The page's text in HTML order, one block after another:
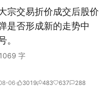
宗交易折价成交后股价
是否形成新的走势中
。
1069 字
06 3019 483 637 288